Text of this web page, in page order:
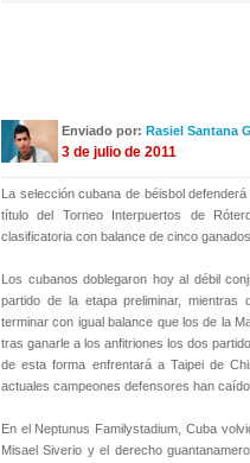
Enviado por: Rasiel Santana
3 de julio de 2011
La selección cubana de béisbol
título del Torneo Interpuertos de
clasificatoria con balance de cinco
Los cubanos doblegaron hoy al débil
partido de la etapa preliminar,
terminar con igual balance que los de la
tras ganarle a los anfitriones los dos
de esta forma enfrentará a Taipei de
actuales campeones defensores han
En el Neptunus Familystadium, Cuba
Misael Siverio y el derecho